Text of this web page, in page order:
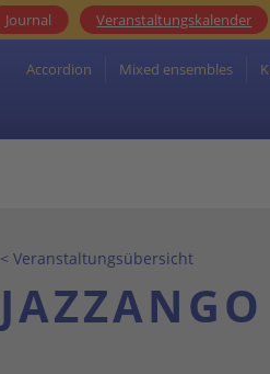
Journal Veranstaltungskalender
Accordion Mixed ensembles
< Veranstaltungsübersicht